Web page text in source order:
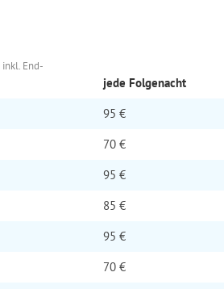
inkl. End­
jede Folge­nacht
95 €
70 €
95 €
85 €
95 €
70 €